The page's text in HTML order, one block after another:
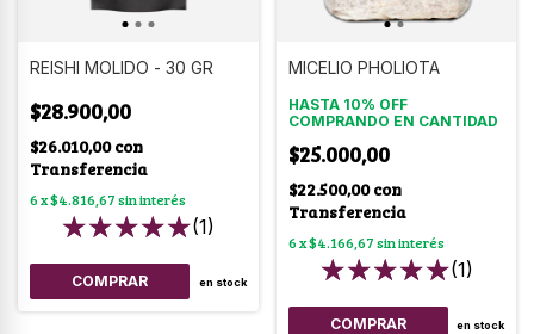
REISHI MOLIDO - 30 GR
$28.900,00
$26.010,00con
Transferencia
6x$4.816,67sin interés
(1)
en stock
MICELIO PHOLIOTA
HASTA 10% OFF
COMPRANDO EN CANTIDAD
$25.000,00
$22.500,00con
Transferencia
6x$4.166,67sin interés
(1)
COMPRAR en stock